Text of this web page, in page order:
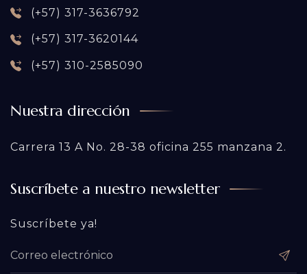
(+57) 317-3636792
(+57) 317-3620144
(+57) 310-2585090
Nuestra dirección
Carrera 13 A No. 28-38 oficina 255 manzana 2.
Suscríbete a nuestro newsletter
Suscríbete ya!